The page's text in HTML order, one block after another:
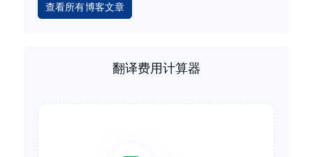
查看所有博客文章
翻译费用计算器